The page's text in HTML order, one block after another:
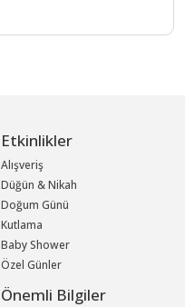
Etkinlikler
Alışveriş
Düğün & Nikah
Doğum Günü
Kutlama
Baby Shower
Özel Günler
Önemli Bilgiler